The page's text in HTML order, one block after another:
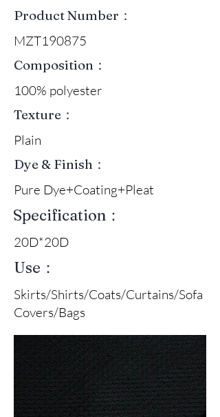
Product Number：
MZT190875
Composition：
100% polyester
Texture：
Plain
Dye & Finish：
Pure Dye+Coating+Pleat
Specification：
20D*20D
Use：
Skirts/Shirts/Coats/Curtains/Sofa
Covers/Bags